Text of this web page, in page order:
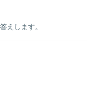
えします。